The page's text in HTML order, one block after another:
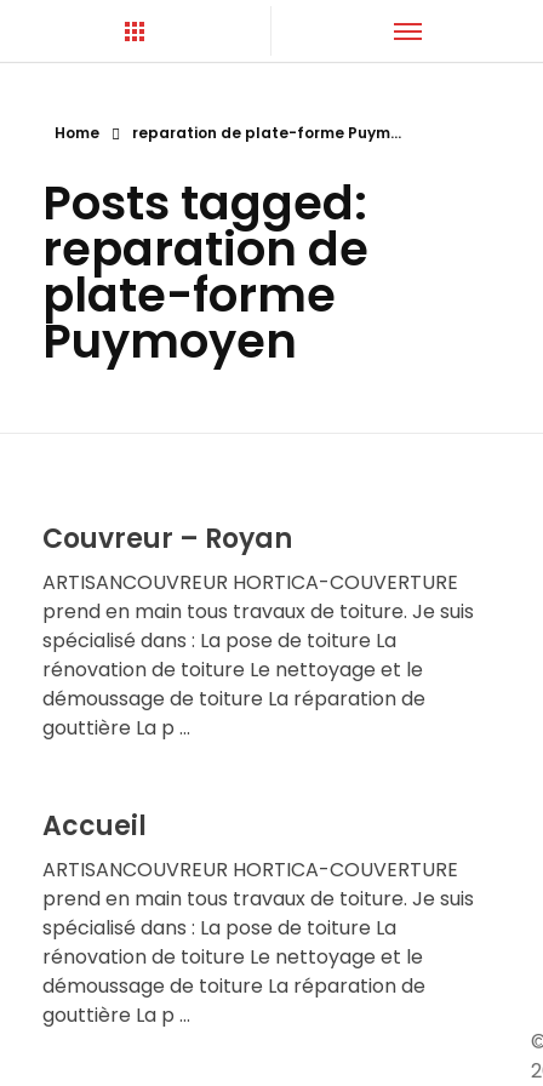
Hortica-Couverture
Toiture Charentaise
Home reparation de plate-forme Puym...
Posts tagged:
reparation de
plate-forme
Puymoyen
Couvreur – Royan
ARTISANCOUVREUR HORTICA-COUVERTURE
prend en main tous travaux de toiture. Je suis
spécialisé dans : La pose de toiture La
rénovation de toiture Le nettoyage et le
démoussage de toiture La réparation de
gouttière La p ...
Accueil
ARTISANCOUVREUR HORTICA-COUVERTURE
prend en main tous travaux de toiture. Je suis
spécialisé dans : La pose de toiture La
rénovation de toiture Le nettoyage et le
démoussage de toiture La réparation de
gouttière La p ...